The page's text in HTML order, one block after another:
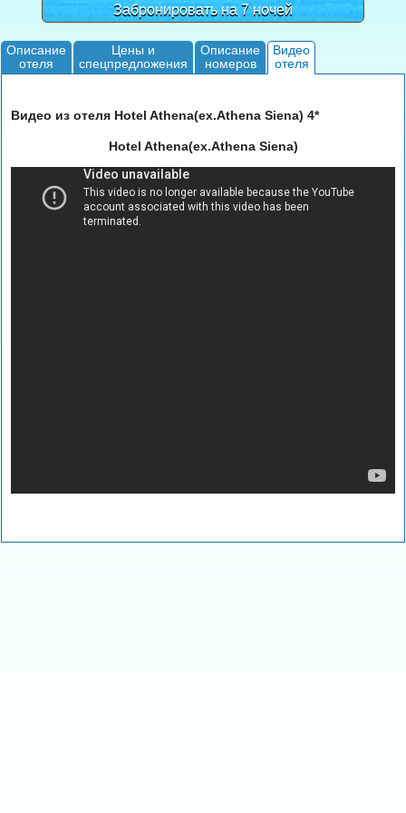
Забронировать на 7 ночей
Описание
отеля
Цены и
спецпредложения
Описание
номеров
Видео
отеля
Видео из отеля Hotel Athena(ex.Athena Siena) 4*
Hotel Athena(ex.Athena Siena)